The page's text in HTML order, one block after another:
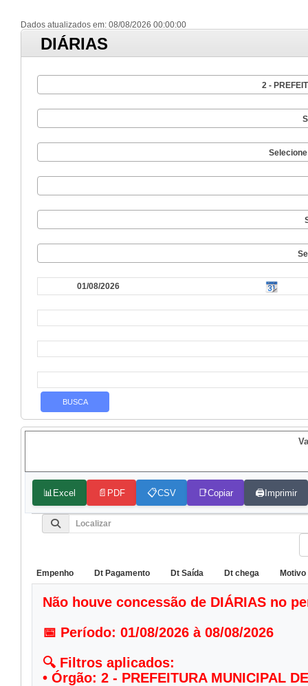
Dados atualizados em: 08/08/2026 00:00:00
DIÁRIAS
2 -
📊 Excel 📄 PDF 📋CSV 📑Copiar 🖨️Imprimir
Empenho Dt Pagamento Dt Saída Dt chega Motivo
Não houve concessão de DIÁRIAS no
📅 Período: 01/08/2026 à 08/08/2026
🔍 Filtros aplicados:
• Órgão: 2 - PREFEITURA MUNICIPAL